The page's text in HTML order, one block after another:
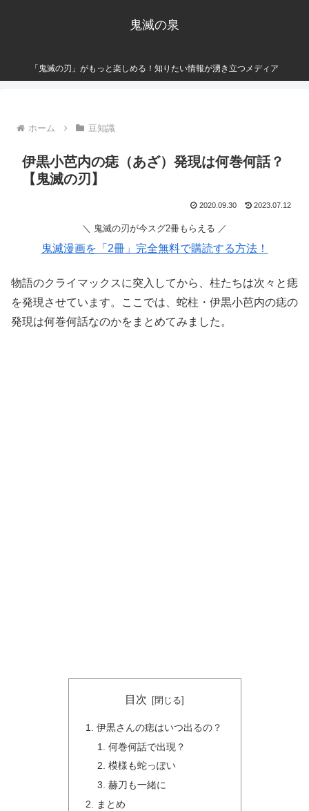
鬼滅の泉
「鬼滅の刃」がもっと楽しめる！知りたい情報が湧き立つメディア
ホーム 豆知識
伊黒小芭内の痣（あざ）発現は何巻何話？
【鬼滅の刃】
2020.09.30 2023.07.12
＼ 鬼滅の刃が今スグ2冊もらえる ／
鬼滅漫画を「2冊」完全無料で購読する方法！
物語のクライマックスに突入してから、柱たちは次々と痣
を発現させています。ここでは、蛇柱・伊黒小芭内の痣の
発現は何巻何話なのかをまとめてみました。
目次
伊黒さんの痣はいつ出るの？
何巻何話で出現？
模様も蛇っぽい
赫刀も一緒に
まとめ